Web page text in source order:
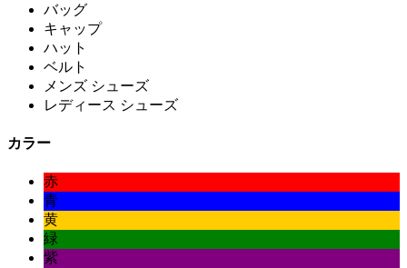
バッグ
キャップ
ハット
ベルト
メンズ シューズ
レディース シューズ
カラー
赤
青
黄
緑
紫